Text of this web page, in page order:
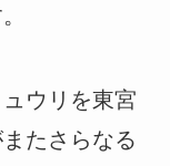
ウリを東宮
たさらなる